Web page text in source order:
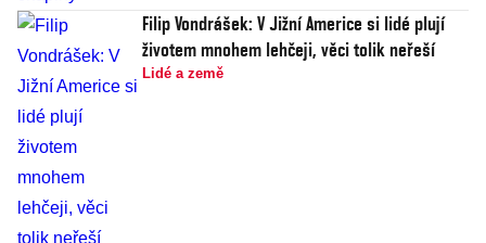
Filip Vondrášek: V Jižní Americe si lidé plují
životem mnohem lehčeji, věci tolik neřeší
Lidé a země